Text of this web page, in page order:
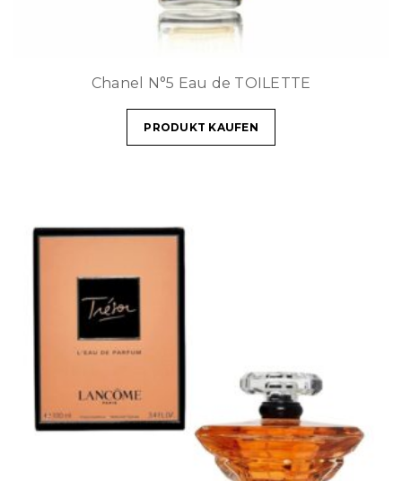
Chanel N°5 Eau de TOILETTE
PRODUKT KAUFEN